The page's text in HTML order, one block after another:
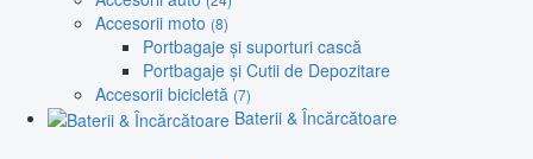
Accesorii moto (8)
Portbagaje și suporturi cască
Portbagaje și Cutii de Depozitare
Accesorii bicicletă (7)
Baterii & Încărcătoare